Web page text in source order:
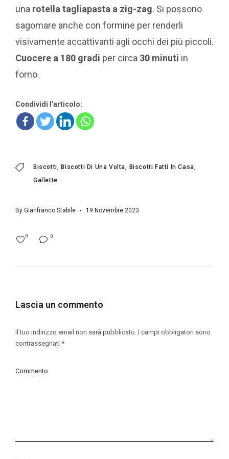
una rotella tagliapasta a zig-zag. Si possono
sagomare anche con formine per renderli
visivamente accattivanti agli occhi dei più piccoli.
Cuocere a 180 gradi per circa 30 minuti in
forno.
Condividi l'articolo:
Biscotti Biscotti Di Una Volta
Biscotti Fatti In Casa
Gallette
By Gianfranco Stabile 19 Novembre 2023
0
0
Lascia un commento
Il tuo indirizzo email non sarà pubblicato. I campi obbligatori sono
contrassegnati *
Commento